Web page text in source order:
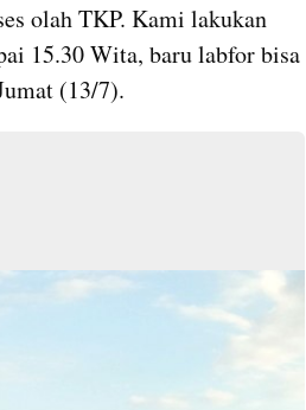
olah TKP. Kami lakukan
15.30 Wita, baru labfor bisa
(13/7).